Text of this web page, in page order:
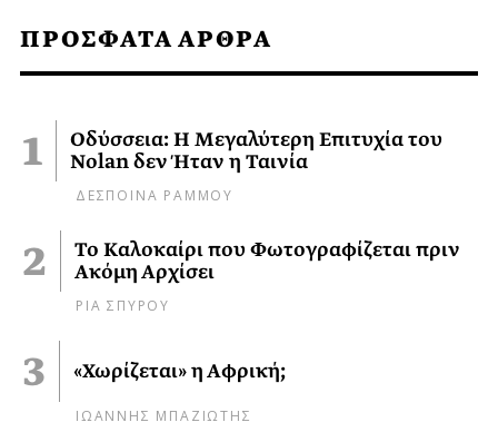
ΠΡΟΣΦΑΤΑ ΑΡΘΡΑ
Οδύσσεια: Η Μεγαλύτερη Επιτυχία του
Nolan δεν Ήταν η Ταινία
ΔΕΣΠΟΙΝΑ ΡΑΜΜΟΥ
Το Καλοκαίρι που Φωτογραφίζεται πριν
Ακόμη Αρχίσει
ΡΙΑ ΣΠΥΡΟΥ
«Χωρίζεται» η Αφρική;
ΙΩΑΝΝΗΣ ΜΠΑΖΙΩΤΗΣ